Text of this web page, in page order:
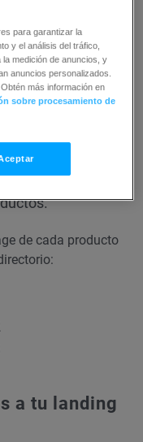
realizando una
una landing page
Necesitas:
page
de las landing
de cada producto
a tu landing
para garantizar la
y el análisis del tráfico,
medición de anuncios, y
anuncios personalizados.
más información en
sobre procesamiento de